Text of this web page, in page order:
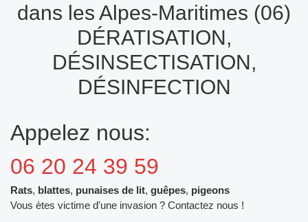
dans les Alpes-Maritimes (06)
DÉRATISATION,
DÉSINSECTISATION,
DÉSINFECTION
Appelez nous:
06 20 24 39 59
Rats, blattes, punaises de lit, guêpes, pigeons
Vous ètes victime d'une invasion ? Contactez nous !